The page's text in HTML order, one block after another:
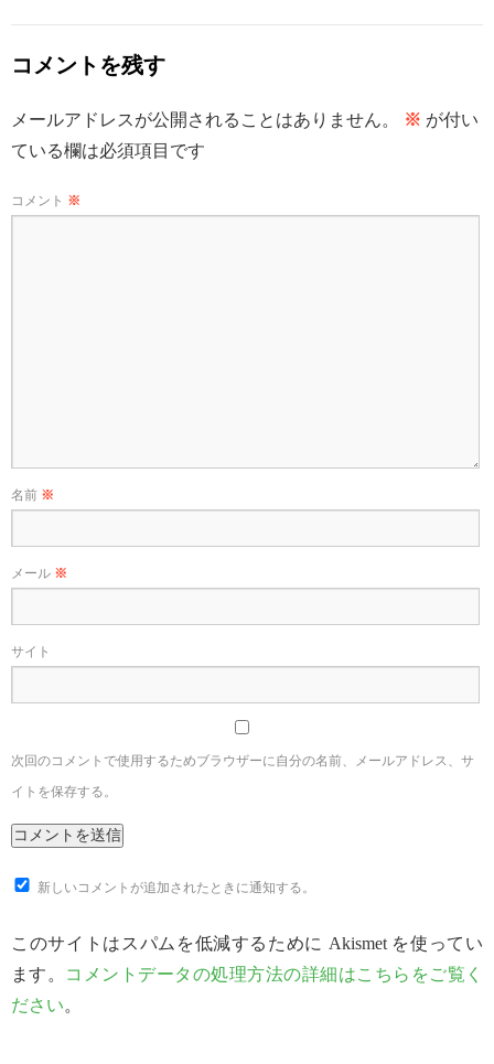
コメントを残す
メールアドレスが公開されることはありません。 ※ が付い
ている欄は必須項目です
コメント ※
名前 ※
メール ※
サイト
次回のコメントで使用するためブラウザーに自分の名前、メールアドレス、サ
イトを保存する。
新しいコメントが追加されたときに通知する。
このサイトはスパムを低減するために Akismet を使ってい
ます。 コメントデータの処理方法の詳細はこちらをご覧く
ださい。